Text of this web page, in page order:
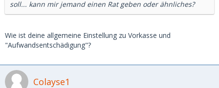
soll... kann mir jemand einen Rat geben oder ähnliches?
Wie ist deine allgemeine Einstellung zu Vorkasse und
"Aufwandsentschädigung"?
Colayse1